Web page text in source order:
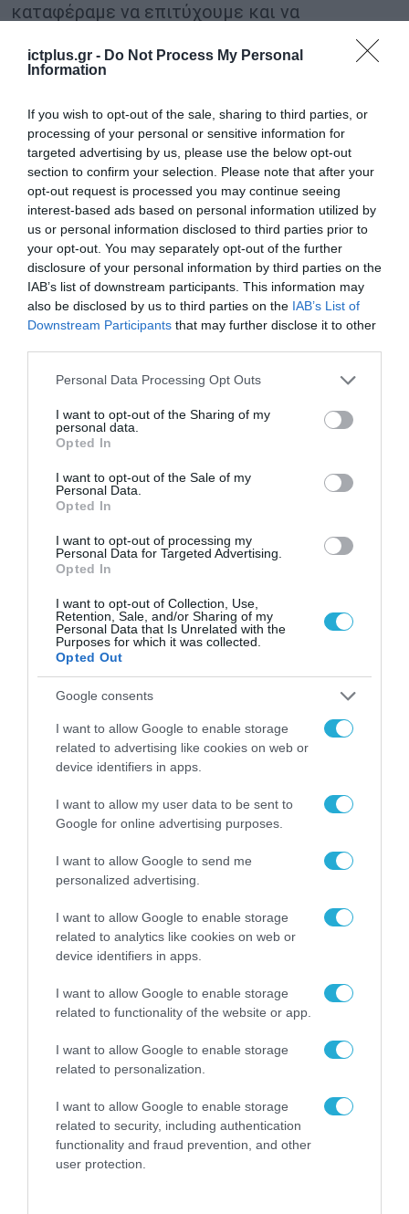
ictplus.gr - Do Not Process My Personal
Information
If you wish to opt-out of the sale, sharing to third parties, or
processing of your personal or sensitive information for
targeted advertising by us, please use the below opt-out
section to confirm your selection. Please note that after your
opt-out request is processed you may continue seeing
interest-based ads based on personal information utilized by
us or personal information disclosed to third parties prior to
your opt-out. You may separately opt-out of the further
disclosure of your personal information by third parties on the
IAB’s list of downstream participants. This information may
also be disclosed by us to third parties on the IAB’s List of
Downstream Participants that may further disclose it to other
Please note that this website/app uses one or more Google
not limited to your visit or usage behaviour. You may click to
grant or deny consent to Google and its third-party tags to
use your data for below specified purposes in below Google
consent section.
Personal Data Processing Opt Outs
I want to opt-out of the Sharing of my
personal data.
Opted In
I want to opt-out of the Sale of my
Personal Data.
Opted In
I want to opt-out of processing my
Personal Data for Targeted Advertising.
Opted In
I want to opt-out of Collection, Use,
Retention, Sale, and/or Sharing of my
Personal Data that Is Unrelated with the
Purposes for which it was collected.
Opted Out
Google consents
I want to allow Google to enable storage
related to advertising like cookies on web or
device identifiers in apps.
I want to allow my user data to be sent to
Google for online advertising purposes.
I want to allow Google to send me
personalized advertising.
I want to allow Google to enable storage
related to analytics like cookies on web or
device identifiers in apps.
I want to allow Google to enable storage
related to functionality of the website or app.
I want to allow Google to enable storage
related to personalization.
I want to allow Google to enable storage
related to security, including authentication
functionality and fraud prevention, and other
user protection.
καταφέραμε να επιτύχουμε και να
ικανοποίησης πελατών.
Συνεχίζουμε με ακόμα μεγαλύτερη ταχύτητα
και προσήλωση έχοντας ένα πολύ
απαιτητικό πλάνο ενεργειών που θα
παρουσιάσουμε τις επόμενες εβδομάδες και
μήνες. Μερικές από αυτές είναι το νέο μας
mobile app που θα λανσαριστεί τις επόμενες
μέρες, νέες τεχνολογίες που θα μας δώσουν
προβάδισμα σε επίπεδο πλατφόρμας, νέα
υπηρεσία loyalty και πολλές άλλες
πρωτοβουλίες, πάντα προς όφελος των
πελατών και των συνεργατών μας”.
ECOMMERCE
ΡΟΗ ΕΙΔΗΣΕΩΝ
Το χρηματοδοτούμενο
από την ΕΕ έργο “The
Gaming Police”
ενισχύει την ασφάλεια
των παιδιών στο
31.07.2026